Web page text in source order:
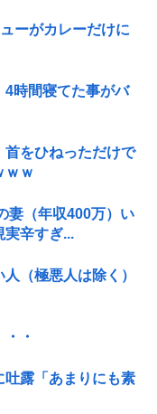
ーがカレーだけに
4時間寝てた事がバ
首をひねっただけで
ｗｗ
妻（年収400万）い
実辛すぎ...
（極悪人は除く）
・
吐露「あまりにも素